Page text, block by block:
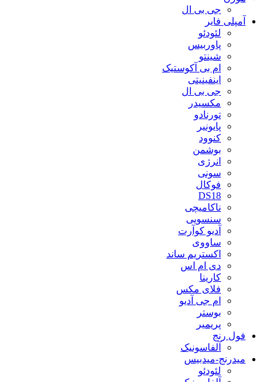
جی بی ال
آمپلی فایر
لئودئو
پاوربیس
شینتو
ام بی آکوستیک
اینفینیتی
جی بی ال
مکسیدر
تورنادو
پایونیر
کنوود
بوشمن
انرژی
سونی
فوکال
DS18
ناکامیچی
سنسویی
آدیو کوآرت
ساووی
اکستریم ساند
دی ام اس
کارینا
فلای مکس
ام جی آدیو
بوستر
پریمیر
فول رنج
آلفاسونیک
میدرنج-میدبیس
لئودئو